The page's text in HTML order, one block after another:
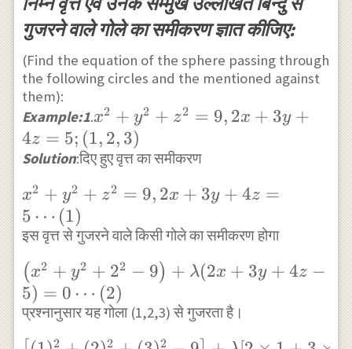
गुजरने वाले गोले का समीकरण ज्ञात कीजिए:
(Find the equation of the sphere passing through
the following circles and the mentioned against
them):
Example:1.x^{2}+y^{2}+z^{2}=9,2
x+3 y+4 z=5 ;(1,2,3)
x2 + y2 + z2 = 9, 2x + 3y +
4z = 5; (1, 2, 3)
Solution:दिए हुए वृत्त का समीकरण
x^{2}+y^{2}+z^{2}=9,2
x+3 y+4 z=5 \cdots(1)
x2 + y2 + z2 = 9, 2x + 3y + 4z =
5 ⋯ (1)
इस वृत्त से गुजरने वाले किसी गोले का समीकरण होगा
\left(x^{2}+y^{2}+2^{2}-
x+3 y+4 z-5)=0 \cdots(2)
( x2 + y2 + 22 − 9) + λ(2x + 3y + 4z −
5) = 0 ⋯ (2)
प्रश्नानुसार यह गोला (1,2,3) से गुजरता है।
2 2 2